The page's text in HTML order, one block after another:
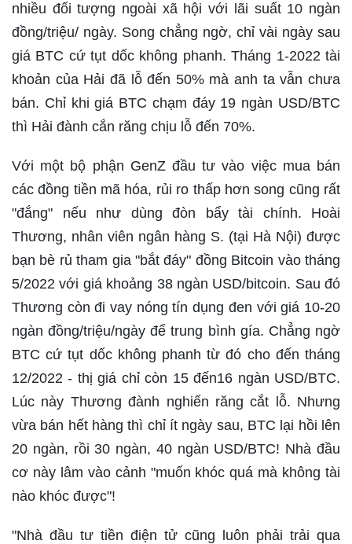
nhiều đối tượng ngoài xã hội với lãi suất 10 ngàn
đồng/triệu/ ngày. Song chẳng ngờ, chỉ vài ngày sau
giá BTC cứ tụt dốc không phanh. Tháng 1-2022 tài
khoản của Hải đã lỗ đến 50% mà anh ta vẫn chưa
bán. Chỉ khi giá BTC chạm đáy 19 ngàn USD/BTC
thì Hải đành cắn răng chịu lỗ đến 70%.
Với một bộ phận GenZ đầu tư vào việc mua bán
các đồng tiền mã hóa, rủi ro thấp hơn song cũng rất
"đắng" nếu như dùng đòn bẩy tài chính. Hoài
Thương, nhân viên ngân hàng S. (tại Hà Nội) được
bạn bè rủ tham gia "bắt đáy" đồng Bitcoin vào tháng
5/2022 với giá khoảng 38 ngàn USD/bitcoin. Sau đó
Thương còn đi vay nóng tín dụng đen với giá 10-20
ngàn đồng/triệu/ngày để trung bình gía. Chẳng ngờ
BTC cứ tụt dốc không phanh từ đó cho đến tháng
12/2022 - thị giá chỉ còn 15 đến16 ngàn USD/BTC.
Lúc này Thương đành nghiến răng cắt lỗ. Nhưng
vừa bán hết hàng thì chỉ ít ngày sau, BTC lại hồi lên
20 ngàn, rồi 30 ngàn, 40 ngàn USD/BTC! Nhà đầu
cơ này lâm vào cảnh "muốn khóc quá mà không tài
nào khóc được"!
"Nhà đầu tư tiền điện tử cũng luôn phải trải qua